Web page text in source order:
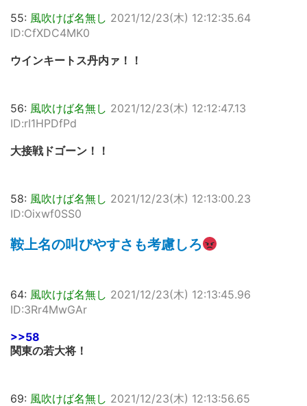
55: 風吹けば名無し 2021/12/23(木) 12:12:35.64
ID:CfXDC4MK0
ウインキートス丹内ァ！！
56: 風吹けば名無し 2021/12/23(木) 12:12:47.13
ID:rI1HPDfPd
大接戦ドゴーン！！
58: 風吹けば名無し 2021/12/23(木) 12:13:00.23
ID:Oixwf0SS0
鞍上名の叫びやすさも考慮しろ
64: 風吹けば名無し 2021/12/23(木) 12:13:45.96
ID:3Rr4MwGAr
>>58
関東の若大将！
69: 風吹けば名無し 2021/12/23(木) 12:13:56.65